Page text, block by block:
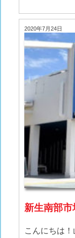
2020年7月24日
新生南部市
こんにちは